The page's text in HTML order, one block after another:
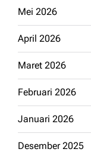
Mei 2026
April 2026
Maret 2026
Februari 2026
Januari 2026
Desember 2025